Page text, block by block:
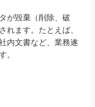
が毀棄（削除、破
れます。たとえば、
内文書など、業務遂
。